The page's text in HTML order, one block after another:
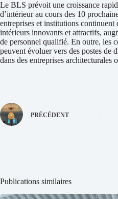
Le BLS prévoit une croissance
d’intérieur au cours des 10
entreprises et institutions continuent
intérieurs innovants et attractifs,
de personnel qualifié. En outre, les
peuvent évoluer vers des postes de
dans des entreprises architecturales
PRÉCÉDENT
Publications similaires